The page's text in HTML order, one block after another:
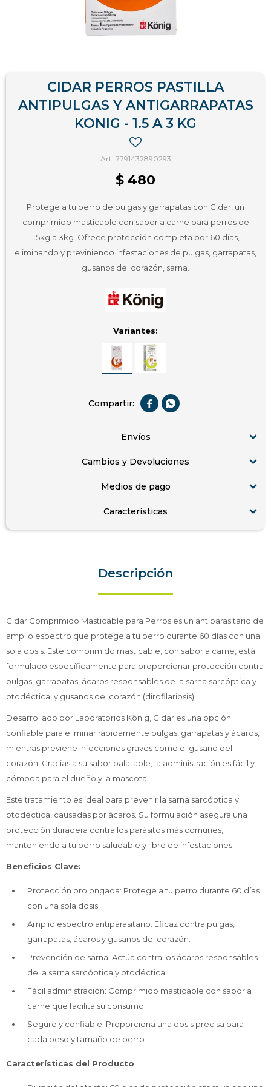
CIDAR PERROS PASTILLA
ANTIPULGAS Y ANTIGARRAPATAS
KONIG - 1.5 A 3 KG
7791432890293
$ 480
Protege a tu perro de pulgas y garrapatas con Cidar, un
comprimido masticable con sabor a carne para perros de
1.5kg a 3kg. Ofrece protección completa por 60 días,
eliminando y previniendo infestaciones de pulgas, garrapatas,
gusanos del corazón, sarna.
Variantes:
 
Envíos
Cambios y Devoluciones
Medios de pago
Características
Descripción
Cidar Comprimido Masticable para Perros es un antiparasitario de
amplio espectro que protege a tu perro durante 60 días con una
sola dosis. Este comprimido masticable, con sabor a carne, está
formulado específicamente para proporcionar protección contra
pulgas, garrapatas, ácaros responsables de la sarna sarcóptica y
otodéctica, y gusanos del corazón (dirofilariosis).
Desarrollado por Laboratorios König, Cidar es una opción
confiable para eliminar rápidamente pulgas, garrapatas y ácaros,
mientras previene infecciones graves como el gusano del
corazón. Gracias a su sabor palatable, la administración es fácil y
cómoda para el dueño y la mascota.
Este tratamiento es ideal para prevenir la sarna sarcóptica y
otodéctica, causadas por ácaros. Su formulación asegura una
protección duradera contra los parásitos más comunes,
manteniendo a tu perro saludable y libre de infestaciones.
Beneficios Clave:
Protección prolongada: Protege a tu perro durante 60 días
con una sola dosis.
Amplio espectro antiparasitario: Eficaz contra pulgas,
garrapatas, ácaros y gusanos del corazón.
Prevención de sarna: Actúa contra los ácaros responsables
de la sarna sarcóptica y otodéctica.
Fácil administración: Comprimido masticable con sabor a
carne que facilita su consumo.
Seguro y confiable: Proporciona una dosis precisa para
cada peso y tamaño de perro.
Características del Producto